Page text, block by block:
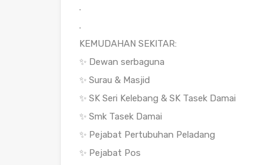
.
.
KEMUDAHAN SEKITAR:
✨ Dewan serbaguna
✨ Surau & Masjid
✨ SK Seri Kelebang & SK Tasek Damai
✨ Smk Tasek Damai
✨ Pejabat Pertubuhan Peladang
✨ Pejabat Pos